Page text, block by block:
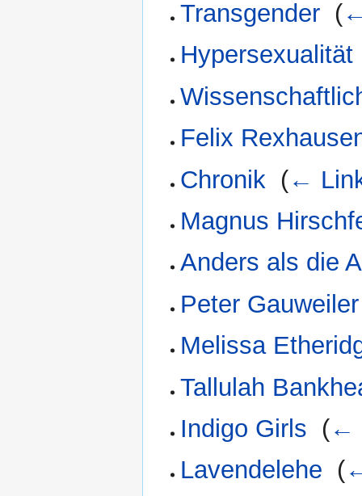
Transgender (
Hypersexualität
Felix
Chronik (←
Magnus
Anders als die
Peter Gauweiler
Melissa
Tallulah
Indigo Girls (←
Lavendelehe (